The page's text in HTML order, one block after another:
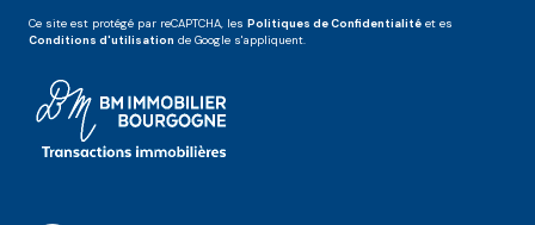
Ce site est protégé par reCAPTCHA, les Politiques de Confidentialité et es
Conditions d'utilisation de Google s'appliquent.